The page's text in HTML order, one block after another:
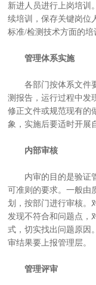
新进人员进行上岗培训
续培训，保存关键岗位
标准/检测技术方面的培
管理体系实施
各部门按体系文件要
测报告，运行过程中发
修正文件或规范现有的
象，实施后要适时开展
内部审核
内审的目的是验证管
可准则的要求。一般由
划，按部门进行审核。
发现不符合和问题点，
式，切实找出问题原因
审结果要上报管理层。
管理评审